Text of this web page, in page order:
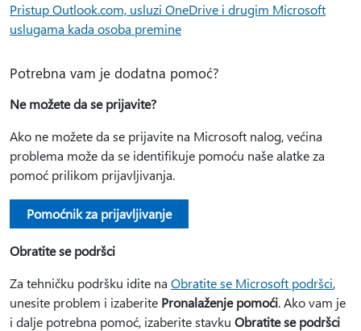
Pristup Outlook.com, usluzi OneDrive i drugim Microsoft
uslugama kada osoba premine
Potrebna vam je dodatna pomoć?
Ne možete da se prijavite?
Ako ne možete da se prijavite na Microsoft nalog, većina
problema može da se identifikuje pomoću naše alatke za
pomoć prilikom prijavljivanja.
Pomoćnik za prijavljivanje
Obratite se podršci
Za tehničku podršku idite na Obratite se Microsoft podršci,
unesite problem i izaberite Pronalaženje pomoći. Ako vam je
i dalje potrebna pomoć, izaberite stavku Obratite se podršci